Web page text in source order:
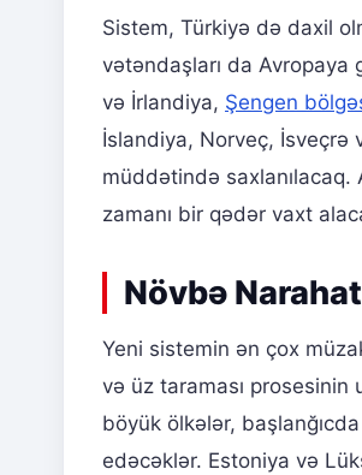
Sistem, Türkiyə də daxil
vətəndaşları da Avropaya
və İrlandiya, Şengen
İslandiya, Norveç, İsveçrə
müddətində saxlanılacaq.
zamanı bir qədər vaxt
Növbə
Yeni sistemin ən çox
və üz taraması prosesinin
böyük ölkələr,
edəcəklər. Estoniya və